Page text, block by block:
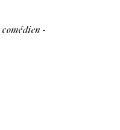
comédien -